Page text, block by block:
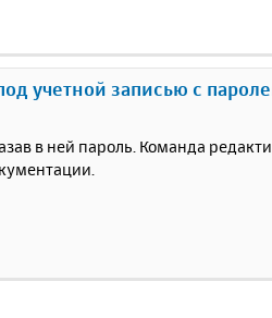
учетной записью с
в ней пароль. Команда